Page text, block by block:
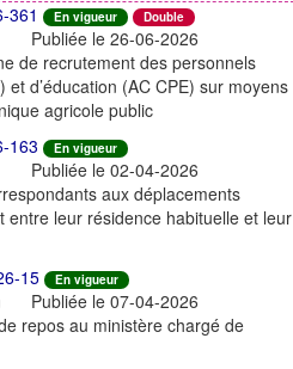
361 En vigueur Double
Publiée le 26-06-2026
de recrutement des personnels
d’éducation (AC CPE) sur moyens
agricole public
163 En vigueur
Publiée le 02-04-2026
aux déplacements
entre leur résidence habituelle et leur
15 En vigueur
Publiée le 07-04-2026
repos au ministère chargé de